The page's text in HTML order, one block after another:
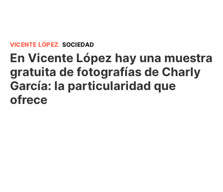
VICENTE LÓPEZ. SOCIEDAD
En Vicente López hay una muestra
gratuita de fotografías de Charly
García: la particularidad que
ofrece